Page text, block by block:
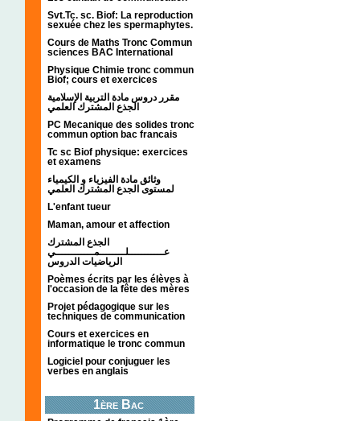
Svt.Tc. sc. Biof: La reproduction
sexuée chez les spermaphytes.
Cours de Maths Tronc Commun
sciences BAC International
Physique Chimie tronc commun
Biof; cours et exercices
مقرر دروس مادة التربية الإسلامية
الجذع المشترك العلمي
PC Mecanique des solides tronc
commun option bac francais
Tc sc Biof physique: exercices
et examens
وثائق مادة الفيزياء و الكيمياء
L'enfant tueur
Maman, amour et affection
الجذع المشترك
عـــــــــــلــــــــمــــــــــــي
الرياضيات الدروس
Poèmes écrits par les élèves à
l'occasion de la fête des mères
Projet pédagogique sur les
techniques de communication
Cours et exercices en
informatique le tronc commun
Logiciel pour conjuguer les
verbes en anglais
1ère Bac